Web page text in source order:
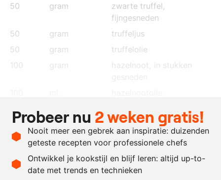
50
gram zwarte truffel,
fijngesneden
50
gram
truffeljus
50
gram
truffelolie
100
gram hazelnoot
, in stukken
100
ml.
zonnebloemolie
naar
zout en peper
Recept omrekenen
Probeer nu 2 weken gratis!
Nooit meer een gebrek aan inspiratie: duizenden
geteste recepten voor professionele chefs
Ontwikkel je kookstijl en blijf leren: altijd up-to-
date met trends en technieken